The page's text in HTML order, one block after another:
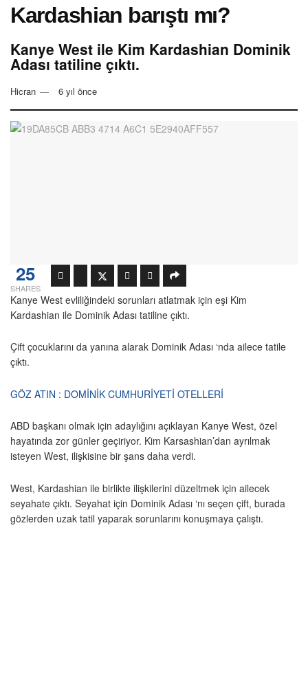
Kardashian barıştı mı?
Kanye West ile Kim Kardashian Dominik
Adası tatiline çıktı.
Hicran 6 yıl önce
25
SHARES
Kanye West evliliğindeki sorunları atlatmak için eşi Kim
Kardashian ile Dominik Adası tatiline çıktı.
Çift çocuklarını da yanına alarak Dominik Adası ‘nda ailece tatile
çıktı.
GÖZ ATIN : DOMİNİK CUMHURİYETİ OTELLERİ
ABD başkanı olmak için adaylığını açıklayan Kanye West, özel
hayatında zor günler geçiriyor. Kim Karsashian’dan ayrılmak
isteyen West, ilişkisine bir şans daha verdi.
West, Kardashian ile birlikte ilişkilerini düzeltmek için ailecek
seyahate çıktı. Seyahat için Dominik Adası ‘nı seçen çift, burada
gözlerden uzak tatil yaparak sorunlarını konuşmaya çalıştı.